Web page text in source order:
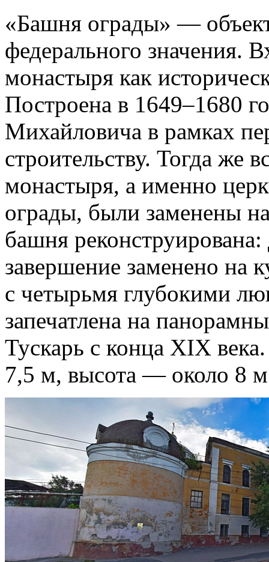
«Башня ограды» —
федерального значения.
монастыря как
Построена в 1649–1680
Михайловича в рамках
строительству. Тогда же
монастыря, а именно
ограды, были заменены
башня
завершение заменено на
с четырьмя глубокими
запечатлена на
Тускарь с конца XIX
7,5 м, высота — около 8